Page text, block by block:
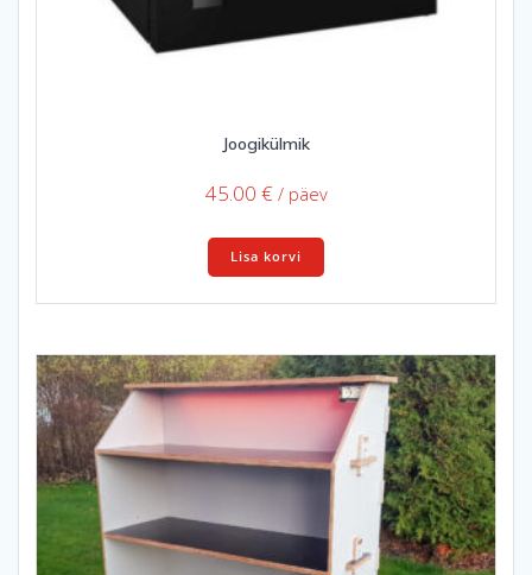
Joogikülmik
45.00 € / päev
Lisa korvi